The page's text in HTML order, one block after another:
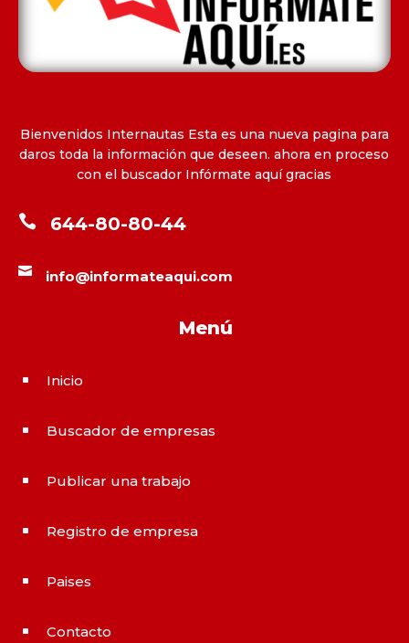
Bienvenidos Internautas Esta es una nueva pagina para
daros toda la información que deseen. ahora en proceso
con el buscador Infórmate aquí gracias
 644-80-80-44
 info@informateaqui.com
Menú
^ Inicio
^ Buscador de empresas
^ Publicar una trabajo
^ Registro de empresa
^ Paises
^ Contacto